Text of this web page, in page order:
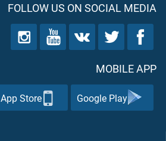
FOLLOW US ON SOCIAL MEDIA
MOBILE APP
Google Play
App Store